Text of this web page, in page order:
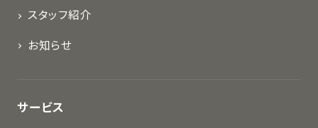
スタッフ紹介
お知らせ
サービス